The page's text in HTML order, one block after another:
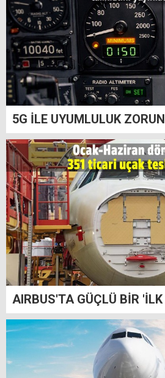
5G İLE UYUMLULUK
AIRBUS'TA GÜÇLÜ BİR 'İLK